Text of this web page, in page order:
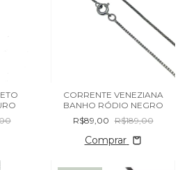
CORRENTE VENEZIANA
BANHO RÓDIO NEGRO
R$89,00 R$189,00
Comprar